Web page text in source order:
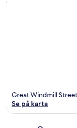
Great Windmill
Se på karta